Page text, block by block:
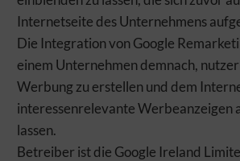
Internetseite des Unternehmens
Die Integration von Google
einem Unternehmen demnach,
Werbung zu erstellen und dem
interessenrelevante Werbeanzeigen
lassen.
Betreiber ist die Google Ireland